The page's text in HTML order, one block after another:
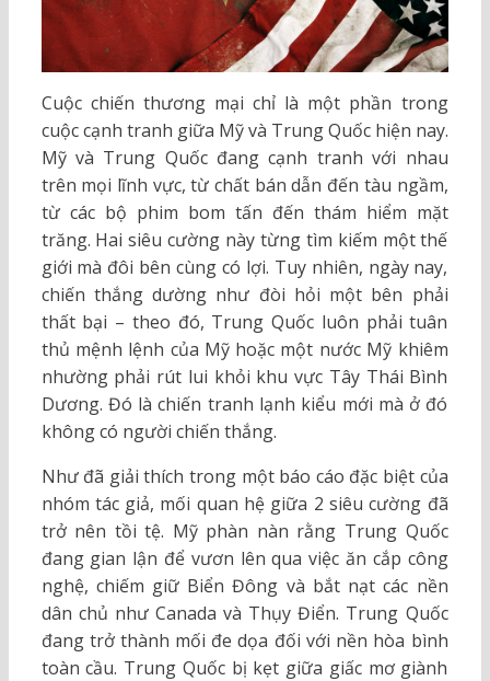
Cuộc chiến thương mại chỉ là một phần trong
cuộc cạnh tranh giữa Mỹ và Trung Quốc hiện nay.
Mỹ và Trung Quốc đang cạnh tranh với nhau
trên mọi lĩnh vực, từ chất bán dẫn đến tàu ngầm,
từ các bộ phim bom tấn đến thám hiểm mặt
trăng. Hai siêu cường này từng tìm kiếm một thế
giới mà đôi bên cùng có lợi. Tuy nhiên, ngày nay,
chiến thắng dường như đòi hỏi một bên phải
thất bại – theo đó, Trung Quốc luôn phải tuân
thủ mệnh lệnh của Mỹ hoặc một nước Mỹ khiêm
nhường phải rút lui khỏi khu vực Tây Thái Bình
Dương. Đó là chiến tranh lạnh kiểu mới mà ở đó
không có người chiến thắng.
Như đã giải thích trong một báo cáo đặc biệt của
nhóm tác giả, mối quan hệ giữa 2 siêu cường đã
trở nên tồi tệ. Mỹ phàn nàn rằng Trung Quốc
đang gian lận để vươn lên qua việc ăn cắp công
nghệ, chiếm giữ Biển Đông và bắt nạt các nền
dân chủ như Canada và Thụy Điển. Trung Quốc
đang trở thành mối đe dọa đối với nền hòa bình
toàn cầu. Trung Quốc bị kẹt giữa giấc mơ giành